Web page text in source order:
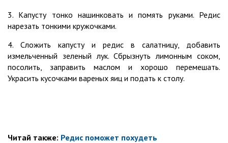
3. Капусту тонко нашинковать и помять руками. Редис
нарезать тонкими кружочками.
4. Сложить капусту и редис в салатницу, добавить
измельченный зеленый лук. Сбрызнуть лимонным соком,
посолить, заправить маслом и хорошо перемешать.
Украсить кусочками вареных яиц и подать к столу.
Читай также: Редис поможет похудеть